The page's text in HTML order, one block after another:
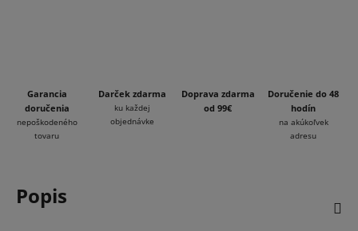
Garancia
doručenia
nepoškodeného
tovaru
Darček zdarma
ku každej
objednávke
Doprava zdarma
od 99€
Doručenie do 48
hodín
na akúkoľvek
adresu
Popis